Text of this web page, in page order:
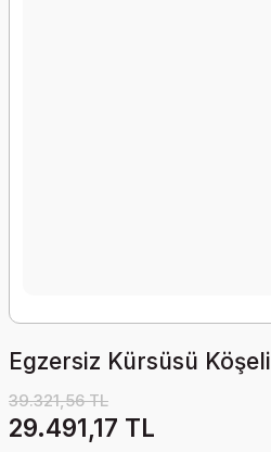
Egzersiz Kürsüsü Köşeli
39.321,56 TL
29.491,17 TL